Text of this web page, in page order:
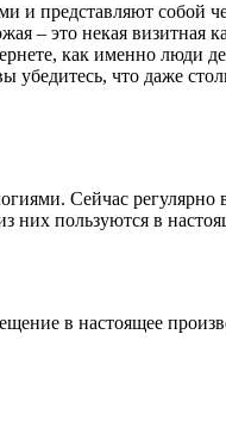
и представляют собой
– это некая визитная
как именно люди
убедитесь, что даже
Сейчас регулярно
них пользуются в
в настоящее